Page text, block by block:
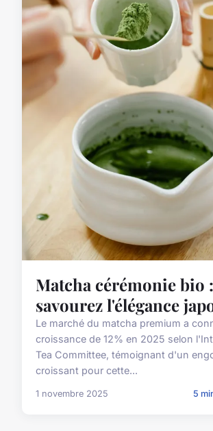
Matcha cérémonie bio :
savourez l'élégance
Le marché du matcha premium a
croissance de 12% en 2025 selon
Tea Committee, témoignant d'un
croissant pour cette...
1 novembre 2025 5